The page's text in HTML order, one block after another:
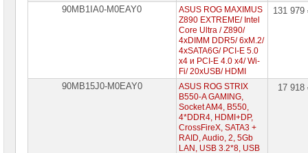
90MB1IA0-M0EAY0
ASUS ROG MAXIMUS
Z890 EXTREME/ Intel
Core Ultra / Z890/
4xDIMM DDR5/ 6xM.2/
4xSATA6G/ PCI-E 5.0
x4 и PCI-E 4.0 x4/ Wi-
Fi/ 20xUSB/ HDMI
131
90MB15J0-M0EAY0
ASUS ROG STRIX
B550-A GAMING,
Socket AM4, B550,
4*DDR4, HDMI+DP,
CrossFireX, SATA3 +
RAID, Audio, 2, 5Gb
LAN, USB 3.2*8, USB
17